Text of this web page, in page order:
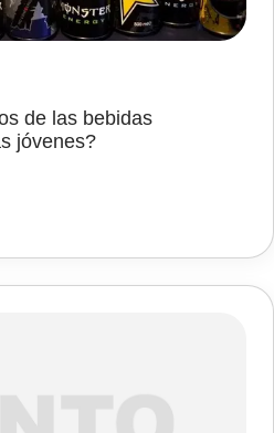
de las bebidas
jóvenes?